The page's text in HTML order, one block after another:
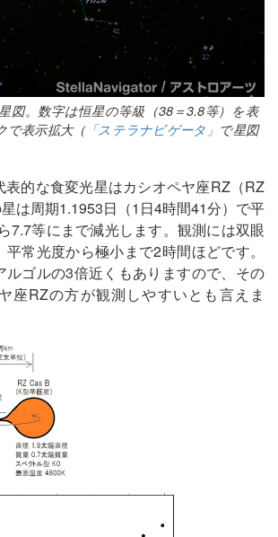
図。数字は恒星の等級（38＝3.8等）を表
で表示拡大（「ステラナビゲータ」 で星図
表的な食変光星はカシオペヤ座RZ（RZ
は周期1.1953日（1日4時間41分）で平
7.7等にまで減光します。観測には双眼
常光度から極小まで2時間ほどです。
ルゴルの3倍近くもありますので、その
座RZの方が観測しやすいとも言えま